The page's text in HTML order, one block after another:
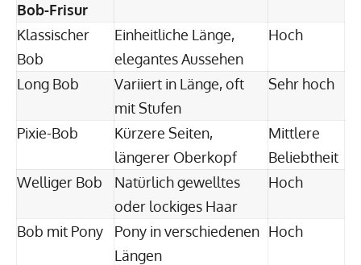
Bob-Frisur
Klassischer
Bob
Einheitliche Länge,
elegantes Aussehen
Hoch
Long Bob
Variiert in Länge, oft
mit Stufen
Sehr hoch
Pixie-Bob
Kürzere Seiten,
längerer Oberkopf
Mittlere
Beliebtheit
Welliger Bob
Natürlich gewelltes
oder lockiges Haar
Hoch
Bob mit Pony
Pony in verschiedenen
Längen
Hoch